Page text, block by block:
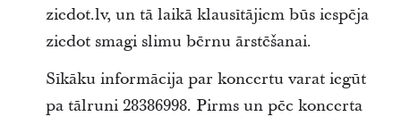
ziedot.lv, un tā laikā klausītājiem būs iespēja
ziedot smagi slimu bērnu ārstēšanai.
Sīkāku informācija par koncertu varat iegūt
pa tālruni 28386998. Pirms un pēc koncerta